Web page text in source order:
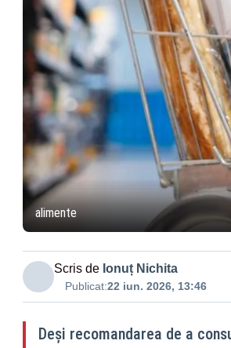
alimente
Scris de Ionuț Nichita
Publicat:22 iun. 2026, 13:46
Deși recomandarea de a